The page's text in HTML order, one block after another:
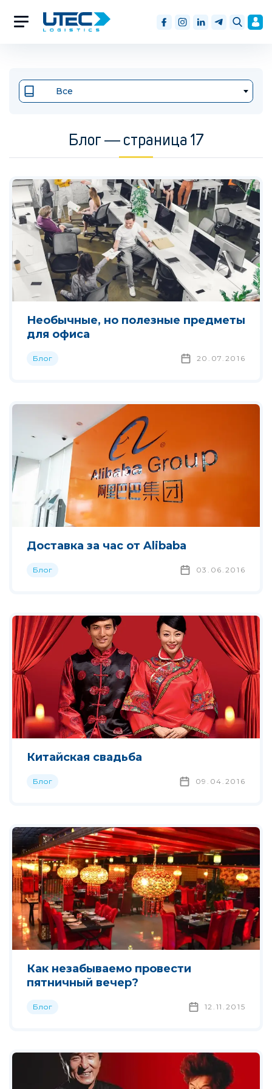
Все
Блог ― страница 17
Необычные, но полезные предметы
для офиса
Блог 20.07.2016
Доставка за час от Alibaba
Блог 03.06.2016
Китайская свадьба
Блог 09.04.2016
Как незабываемо провести
пятничный вечер?
Блог 12.11.2015